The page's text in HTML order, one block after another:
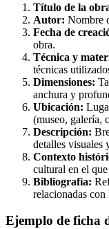
Título de la
Autor: Nombre
Fecha de
obra.
Técnica y
técnicas
Dimensiones:
anchura y
Ubicación:
(museo, galería,
Descripción:
detalles visuales
Contexto
cultural en el
Bibliografía:
relacionadas con
Ejemplo de ficha